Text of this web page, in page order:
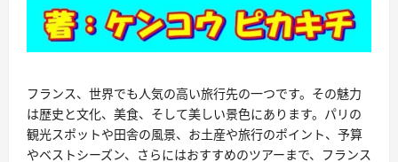
フランス、世界でも人気の高い旅行先の一つです。その魅力
は歴史と文化、美食、そして美しい景色にあります。パリの
観光スポットや田舎の風景、お土産や旅行のポイント、予算
やベストシーズン、さらにはおすすめのツアーまで、フランス